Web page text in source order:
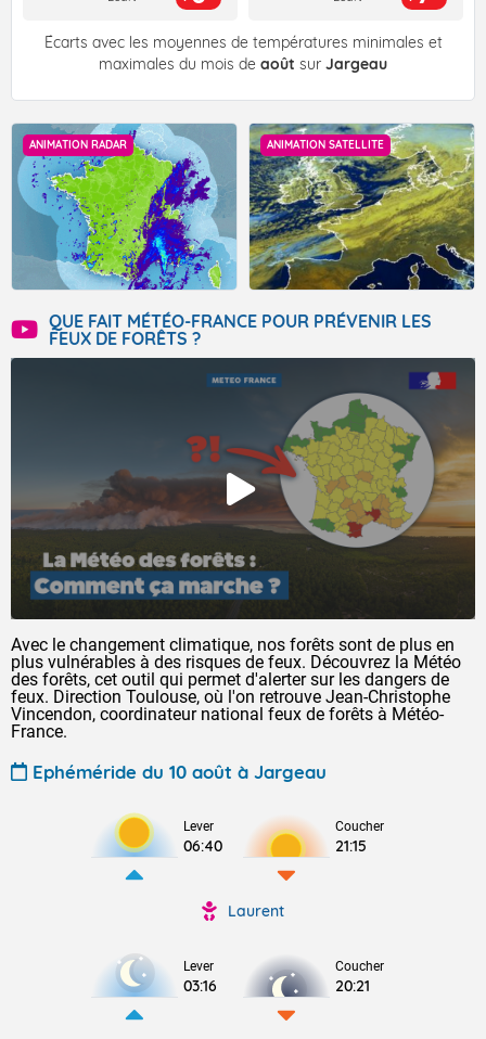
Écarts avec les moyennes de températures minimales et
maximales du mois de août sur Jargeau
ANIMATION RADAR ANIMATION SATELLITE
QUE FAIT MÉTÉO-FRANCE POUR PRÉVENIR LES
FEUX DE FORÊTS ?
Avec le changement climatique, nos forêts sont de plus en
plus vulnérables à des risques de feux. Découvrez la Météo
des forêts, cet outil qui permet d'alerter sur les dangers de
feux. Direction Toulouse, où l'on retrouve Jean-Christophe
Vincendon, coordinateur national feux de forêts à Météo-
France.
Ephéméride du 10 août à Jargeau
Lever
06:40
Coucher
21:15
Laurent
Lever
03:16
Coucher
20:21